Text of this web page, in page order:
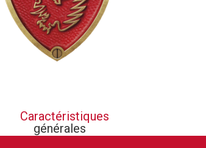
Caractéristiques
générales